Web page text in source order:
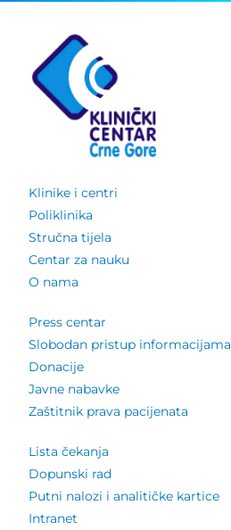
Klinike i centri
Poliklinika
Stručna tijela
Centar za nauku
O nama
Press centar
Slobodan pristup informacijama
Donacije
Javne nabavke
Zaštitnik prava pacijenata
Lista čekanja
Dopunski rad
Putni nalozi i analitičke kartice
Intranet